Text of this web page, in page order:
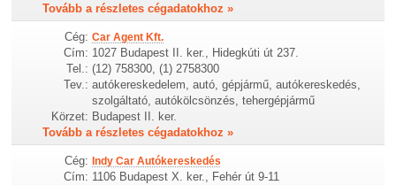
Tovább a részletes cégadatokhoz »
Cég: Car Agent Kft.
Cím: 1027 Budapest II. ker., Hidegkúti út 237.
Tel.: (12) 758300, (1) 2758300
Tev.: autókereskedelem, autó, gépjármű, autókereskedés,
szolgáltató, autókölcsönzés, tehergépjármű
Körzet: Budapest II. ker.
Tovább a részletes cégadatokhoz »
Cég: Indy Car Autókereskedés
Cím: 1106 Budapest X. ker., Fehér út 9-11